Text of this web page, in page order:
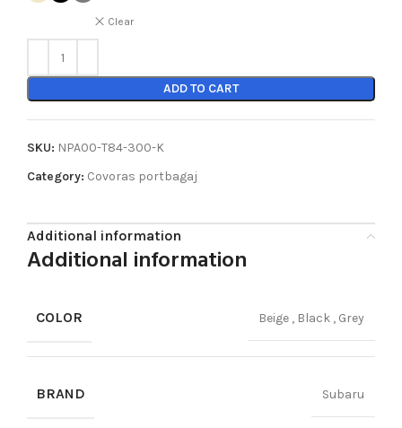
Clear
ADD TO CART
SKU: NPA00-T84-300-K
Category: Covoras portbagaj
Additional information
Additional information
COLOR Beige , Black , Grey
BRAND Subaru